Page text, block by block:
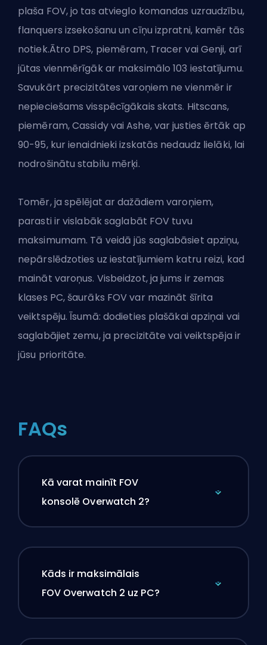
plaša FOV, jo tas atvieglo komandas uzraudzību,
flanquers izsekošanu un cīņu izpratni, kamēr tās
notiek.Ātro DPS, piemēram, Tracer vai Genji, arī
jūtas vienmērīgāk ar maksimālo 103 iestatījumu.
Savukārt precizitātes varoņiem ne vienmēr ir
nepieciešams visspēcīgākais skats. Hitscans,
piemēram, Cassidy vai Ashe, var justies ērtāk ap
90-95, kur ienaidnieki izskatās nedaudz lielāki, lai
nodrošinātu stabilu mērķi.
Tomēr, ja spēlējat ar dažādiem varoņiem,
parasti ir vislabāk saglabāt FOV tuvu
maksimumam. Tā veidā jūs saglabāsiet apziņu,
nepārslēdzoties uz iestatījumiem katru reizi, kad
maināt varoņus. Visbeidzot, ja jums ir zemas
klases PC, šaurāks FOV var mazināt šīrita
veiktspēju. Īsumā: dodieties plašākai apziņai vai
saglabājiet zemu, ja precizitāte vai veiktspēja ir
jūsu prioritāte.
FAQs
Kā varat mainīt FOV
konsolē Overwatch 2?
Kāds ir maksimālais
FOV Overwatch 2 uz PC?